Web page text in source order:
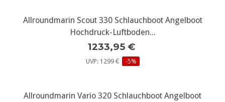
Allroundmarin Scout 330 Schlauchboot Angelboot
Hochdruck-Luftboden...
1233,95 €
UVP: 1299 € -5%
Allroundmarin Vario 320 Schlauchboot Angelboot